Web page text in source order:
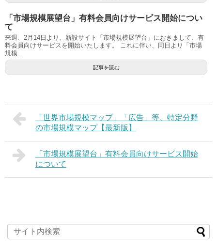
「市場規模展望台」有料会員向けサービス開始につい
て
来週、2月14日より、新設サイト「市場規模展望台」におきまして、有
料会員向けサービスを開始いたします。 これに伴い、同日より「市場
規模...
記事を読む
「世界市場規模マップ」「広告」等、特定分野
の市場規模マップ【最新版】
「市場規模展望台」有料会員向けサービス開始
について